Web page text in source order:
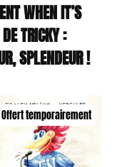
WHEN IT’S
TRICKY :
SPLENDEUR !
Offert temporairement